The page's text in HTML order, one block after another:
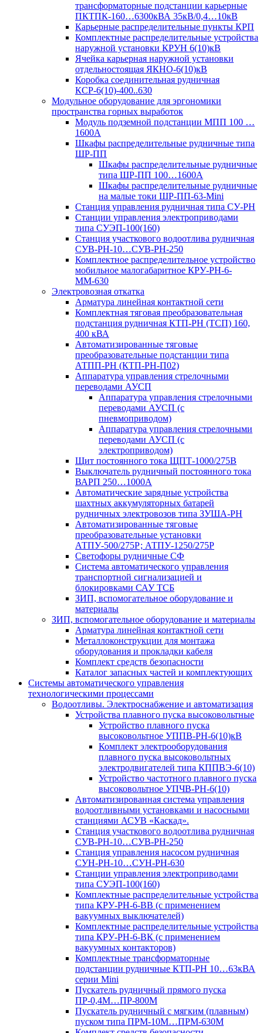
трансформаторные подстанции карьерные
ПКТПК-160…6300кВА 35кВ/0,4…10кВ
Карьерные распределительные пункты КРП
Комплектные распределительные устройства
наружной установки КРУН 6(10)кВ
Ячейка карьерная наружной установки
отдельностоящая ЯКНО-6(10)кВ
Коробка соединительная рудничная
КСР-6(10)-400..630
Модульное оборудование для эргономики
пространства горных выработок
Модуль подземной подстанции МПП 100 …
1600А
Шкафы распределительные рудничные типа
ШР-ПП
Шкафы распределительные рудничные
типа ШР-ПП 100…1600А
Шкафы распределительные рудничные
на малые токи ШР-ПП-63-Mini
Станция управления рудничная типа СУ-РН
Станции управления электроприводами
типа СУЭП-100(160)
Станция участкового водоотлива рудничная
СУВ-РН-10…СУВ-РН-250
Комплектное распределительное устройство
мобильное малогабаритное КРУ-РН-6-
ММ-630
Электровозная откатка
Арматура линейная контактной сети
Комплектная тяговая преобразовательная
подстанция рудничная КТП-РН (ТСП) 160,
400 кВА
Автоматизированные тяговые
преобразовательные подстанции типа
АТПП-РН (КТП-РН-П02)
Аппаратура управления стрелочными
переводами АУСП
Аппаратура управления стрелочными
переводами АУСП (с
пневмоприводом)
Аппаратура управления стрелочными
переводами АУСП (с
электроприводом)
Щит постоянного тока ЩПТ-1000/275В
Выключатель рудничный постоянного тока
ВАРП 250…1000А
Автоматические зарядные устройства
шахтных аккумуляторных батарей
рудничных электровозов типа ЗУША-РН
Автоматизированные тяговые
преобразовательные установки
АТПУ-500/275Р; АТПУ-1250/275Р
Светофоры рудничные СФ
Система автоматического управления
транспортной сигнализацией и
блокировками САУ ТСБ
ЗИП, вспомогательное оборудование и
материалы
ЗИП, вспомогательное оборудование и материалы
Арматура линейная контактной сети
Металлоконструкции для монтажа
оборудования и прокладки кабеля
Комплект средств безопасности
Каталог запасных частей и комплектующих
Системы автоматического управления
технологическими процессами
Водоотливы. Электроснабжение и автоматизация
Устройства плавного пуска высоковольтные
Устройство плавного пуска
высоковольтное УППВ-РН-6(10)кВ
Комплект электрооборудования
плавного пуска высоковольтных
электродвигателей типа КППВЭ-6(10)
Устройство частотного плавного пуска
высоковольтное УПЧВ-РН-6(10)
Автоматизированная система управления
водоотливными установками и насосными
станциями АСУВ «Каскад».
Станция участкового водоотлива рудничная
СУВ-РН-10…СУВ-РН-250
Станция управления насосом рудничная
СУН-РН-10…СУН-РН-630
Станции управления электроприводами
типа СУЭП-100(160)
Комплектные распределительные устройства
типа КРУ-РН-6-ВВ (с применением
вакуумных выключателей)
Комплектные распределительные устройства
типа КРУ-РН-6-ВК (с применением
вакуумных контакторов)
Комплектные трансформаторные
подстанции рудничные КТП-РН 10…63кВА
серии Mini
Пускатель рудничный прямого пуска
ПР-0,4М…ПР-800М
Пускатель рудничный с мягким (плавным)
пуском типа ПРМ-10М…ПРМ-630М